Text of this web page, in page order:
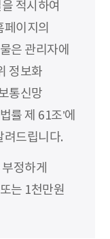
적시하여
이지의
은 관리자에
정보화
통신망
률 제 61조’에
려드립니다.
정하게
는 1천만원